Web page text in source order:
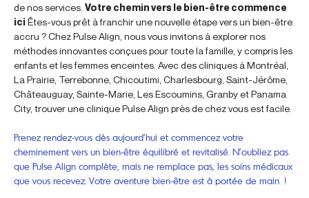
de nos services. Votre chemin vers le bien-être commence
iciÊtes-vous prêt à franchir une nouvelle étape vers un bien-être
accru ? Chez Pulse Align, nous vous invitons à explorer nos
méthodes innovantes conçues pour toute la famille, y compris les
enfants et les femmes enceintes. Avec des cliniques à Montréal,
La Prairie, Terrebonne, Chicoutimi, Charlesbourg, Saint-Jérôme,
Châteauguay, Sainte-Marie, Les Escoumins, Granby et Panama
City, trouver une clinique Pulse Align près de chez vous est facile.
Prenez rendez-vous dès aujourd’hui et commencez votre
cheminement vers un bien-être équilibré et revitalisé. N’oubliez pas
que Pulse Align complète, mais ne remplace pas, les soins médicaux
que vous recevez. Votre aventure bien-être est à portée de main !